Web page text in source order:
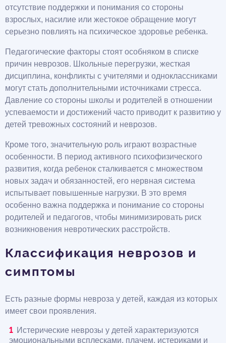
отсутствие поддержки и понимания со стороны
взрослых, насилие или жестокое обращение могут
серьезно повлиять на психическое здоровье ребенка.
Педагогические факторы стоят особняком в списке
причин неврозов. Школьные перегрузки, жесткая
дисциплина, конфликты с учителями и одноклассниками
могут стать дополнительными источниками стресса.
Давление со стороны школы и родителей в отношении
успеваемости и достижений часто приводит к развитию у
детей тревожных состояний и неврозов.
Кроме того, значительную роль играют возрастные
особенности. В период активного психофизического
развития, когда ребенок сталкивается с множеством
новых задач и обязанностей, его нервная система
испытывает повышенные нагрузки. В это время
особенно важна поддержка и понимание со стороны
родителей и педагогов, чтобы минимизировать риск
возникновения невротических расстройств.
Классификация неврозов и
симптомы
Есть разные формы невроза у детей, каждая из которых
имеет свои проявления.
Истерические неврозы у детей характеризуются
эмоциональными всплесками, плачем, истериками и